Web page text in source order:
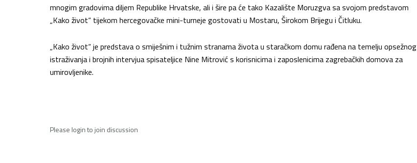
mnogim gradovima diljem Republike Hrvatske, ali i šire pa će tako Kazalište Moruzgva sa svojom predstavom
„Kako život“ tijekom hercegovačke mini-turneje gostovati u Mostaru, Širokom Brijegu i Čitluku.
„Kako život“ je predstava o smiješnim i tužnim stranama života u staračkom domu rađena na temelju opsežnog
istraživanja i brojnih intervjua spisateljice Nine Mitrović s korisnicima i zaposlenicima zagrebačkih domova za
umirovljenike.
Please loginto join discussion